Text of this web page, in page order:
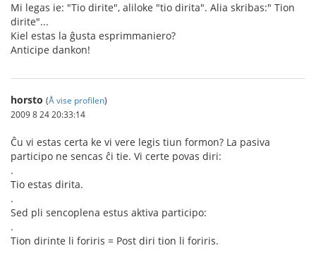
Mi legas ie: "Tio dirite", aliloke "tio dirita". Alia skribas:" Tion
dirite"...
Kiel estas la ĝusta esprimmaniero?
Anticipe dankon!
horsto (Å vise profilen)
2009 8 24 20:33:14
Ĉu vi estas certa ke vi vere legis tiun formon? La pasiva
participo ne sencas ĉi tie. Vi certe povas diri:
.
Tio estas dirita.
.
Sed pli sencoplena estus aktiva participo:
.
Tion dirinte li foriris = Post diri tion li foriris.